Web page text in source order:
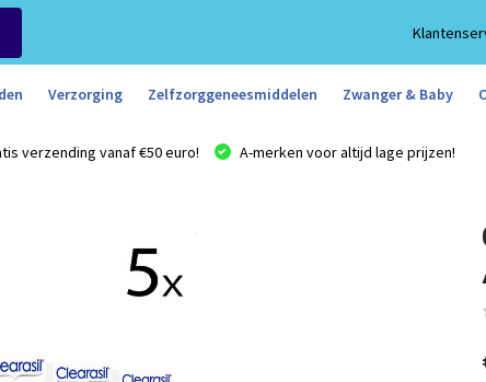
Verzorging Zelfzorggeneesmiddelen Zwanger & Baby
verzending vanaf €50 euro! A-merken voor altijd lage prijzen!